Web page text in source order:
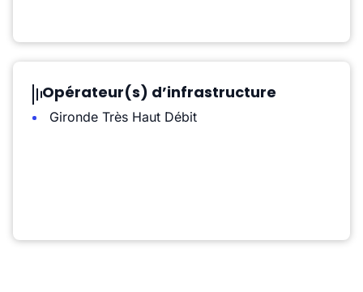
Opérateur(s) d’infrastructure
Gironde Très Haut Débit